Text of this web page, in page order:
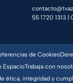
55 1720 1313 |
de Cookies
EspacioTrabaja con
ética, integridad y